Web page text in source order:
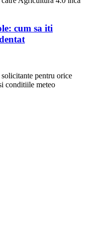
cum sa iti
pentru orice
conditiile meteo